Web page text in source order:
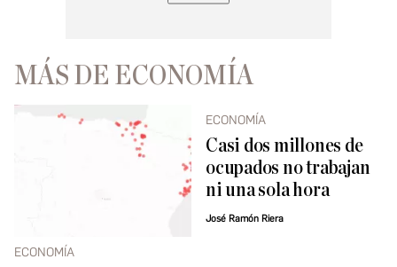
MÁS DE ECONOMÍA
ECONOMÍA
ECONOMÍA
Casi dos millones de
ocupados no trabajan
ni una sola hora
José Ramón Riera